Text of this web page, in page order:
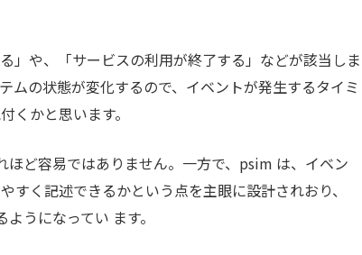
」や、「サービスの利用が終了する」などが該当しま
ムの状態が変化するので、イベントが発生するタイミ
くかと思います。
ど容易ではありません。一方で、psim は、イベン
すく記述できるかという点を主眼に設計されおり、
うになってい ます。